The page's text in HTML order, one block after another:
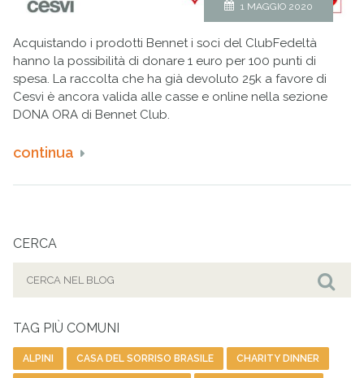
1 MAGGIO 2020
Acquistando i prodotti Bennet i soci del ClubFedeltà
hanno la possibilità di donare 1 euro per 100 punti di
spesa. La raccolta che ha già devoluto 25k a favore di
Cesvi è ancora valida alle casse e online nella sezione
DONA ORA di Bennet Club.
continua
CERCA
TAG PIÙ COMUNI
ALPINI CASA DEL SORRISO BRASILE CHARITY DINNER